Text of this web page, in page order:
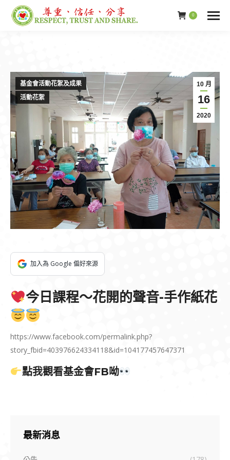
0
10 月
16
2020
基金會活動花絮及成果
活動花絮
加入為 Google 偏好來源
今日課程～花開的聲音-手作紙花
https://www.facebook.com/permalink.php?
story_fbid=403976624334118&id=104177457647371
點我觀看基金會FB呦
最新消息